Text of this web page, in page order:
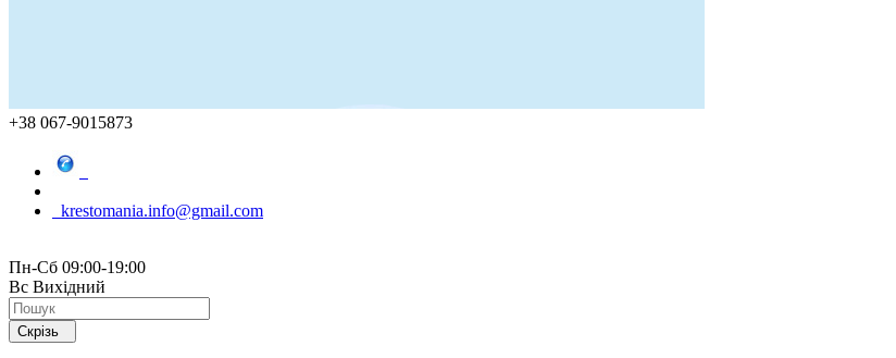
+38 067-9015873
krestomania.info@gmail.com
Пн-Сб 09:00-19:00
Вс Вихідний
Скрізь